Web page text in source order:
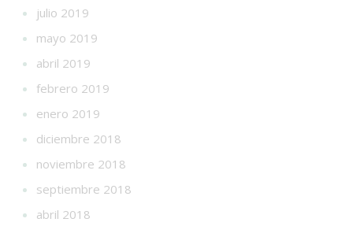
julio 2019
mayo 2019
abril 2019
febrero 2019
enero 2019
diciembre 2018
noviembre 2018
septiembre 2018
abril 2018